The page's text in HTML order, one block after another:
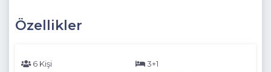
Özellikler
6 Kişi
3+1